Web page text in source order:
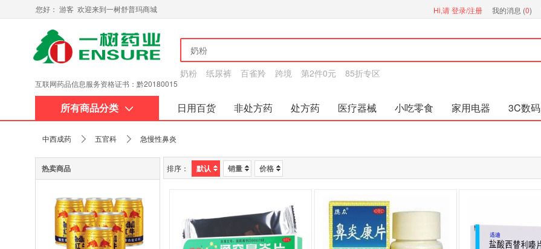
您好： 游客 欢迎来到一树舒普玛商城 Hi,请登录/注册 我的消息 (0)
互联网药品信息服务资格证书：黔20180015
奶粉 纸尿裤 百雀羚 跨境 第2件0元 85折专区
所有商品分类 日用百货 非处方药 处方药 医疗器械 小吃零食 家用电器 3C数码
中西成药 五官科 急慢性鼻炎
热卖商品 排序： 默认 销量 价格